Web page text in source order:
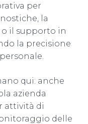
per
la
il supporto in
la precisione
qui: anche
azienda
attività di
delle